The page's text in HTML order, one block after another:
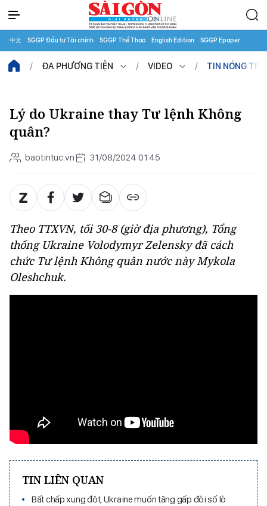
中文 SGGP Đầu tư Tài chính SGGP Thể Thao English Edition SGGP Epaper
ĐA PHƯƠNG TIỆN VIDEO TIN NÓNG
Lý do Ukraine thay Tư lệnh Không
quân?
baotintuc.vn 31/08/2024 01:45
Theo TTXVN, tối 30-8 (giờ địa phương), Tổng
thống Ukraine Volodymyr Zelensky đã cách
chức Tư lệnh Không quân nước này Mykola
Oleshchuk.
TIN LIÊN QUAN
Bất chấp xung đột, Ukraine muốn tăng gấp đôi số lò